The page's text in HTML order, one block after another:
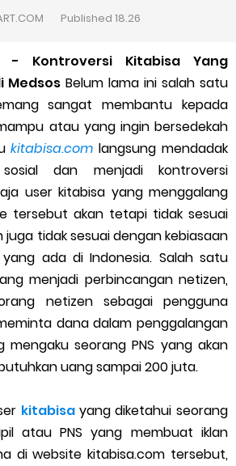
agar Cepat Diterima
Antri Online Terbaru Dari Grab
Server Gojek Gopartner
Shopeepay Sendiri dan Orang Lain
Top Up Grab untuk Driver
Gacor Untuk Ojek Online
Memulihkan Akun Gojek Dibekukan
Grab Sesuai dengan Orderan
Paket Telkomsel Mitra Gojek
Up InDriver dengan Mudah
Food yang Perlu Kamu Ketahui
Published 18.26
- Kontroversi Kitabisa Yang
Medsos Belum lama ini salah satu
sangat membantu kepada
atau yang ingin bersedekah
kitabisa.com langsung mendadak
dan menjadi kontroversi
user kitabisa yang menggalang
tersebut akan tetapi tidak sesuai
tidak sesuai dengan kebiasaan
ada di Indonesia. Salah satu
menjadi perbincangan netizen,
netizen sebagai pengguna
dana dalam penggalangan
mengaku seorang PNS yang akan
uang sampai 200 juta.
kitabisa yang diketahui seorang
atau PNS yang membuat iklan
di website kitabisa.com tersebut,